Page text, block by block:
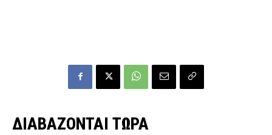
ΔΙΑΒΑΖΟΝΤΑΙ ΤΩΡΑ